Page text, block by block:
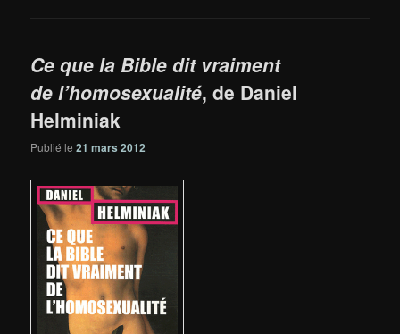
Ce que la Bible dit vraiment
de l’homosexualité, de Daniel
Helminiak
Publié le21 mars 2012